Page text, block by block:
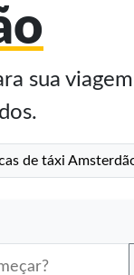
sua
de táxi